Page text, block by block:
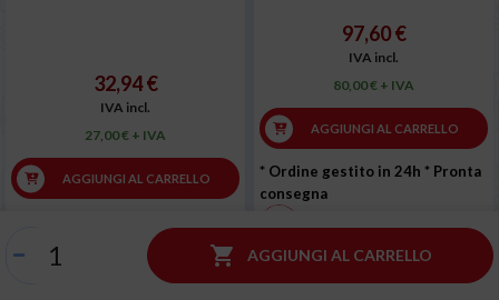
 AGGIUNGI AL CARRELLO
32,94 €
IVA incl.
27,00 € + IVA
AGGIUNGI AL CARRELLO
consegna
Una domanda su questo prodotto ?
97,60 €
IVA incl.
80,00 € + IVA
AGGIUNGI AL CARRELLO
* Ordine gestito in 24h * Pronta
consegna
Spedizione gratuita